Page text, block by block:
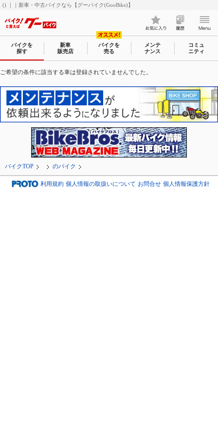
() ｜｜新車・中古バイクなら【グーバイク(GooBike)】
バイクを
探す
新車
販売店
バイクを
売る
メンテ
ナンス
コミュ
ニティ
ご希望の条件に該当する車は登録されていませんでした。
バイクTOP のバイク
利用規約 個人情報の取扱いについて お問合せ 個人情報保護方針